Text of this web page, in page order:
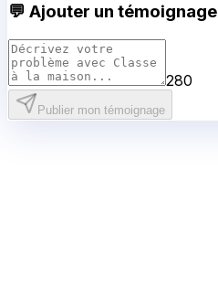
💬 Ajouter un témoignage
280
Publier mon témoignage